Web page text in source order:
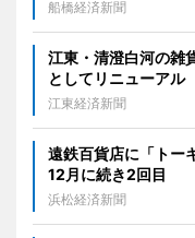
船橋経済新聞
江東・清澄白河の雑
としてリニューアル
江東経済新聞
遠鉄百貨店に「ト
12月に続き2回目
浜松経済新聞